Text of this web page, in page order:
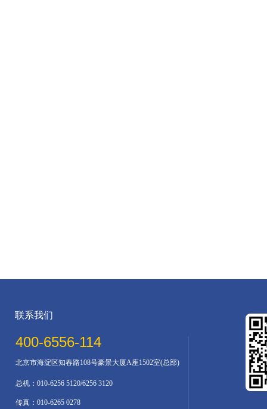
联系我们
北京市海淀区知春路108号豪景大厦A座1502室(总部)
总机：010-6256 5120/6256 3120
传真：010-6265 0278
400-6556-114